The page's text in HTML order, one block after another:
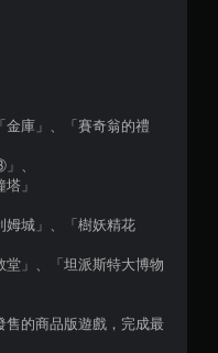
評
分
金庫」、「賽奇翁的禮
、
」
姆城」、「樹妖精花
堂」、「坦派斯特大博物
的商品版遊戲，完成最